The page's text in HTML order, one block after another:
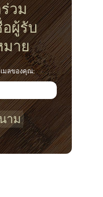
วม
ผู้รับ
าย
มลของคุณ:
าม